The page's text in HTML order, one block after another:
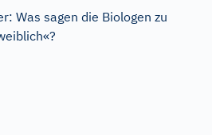
Was sagen die Biologen zu